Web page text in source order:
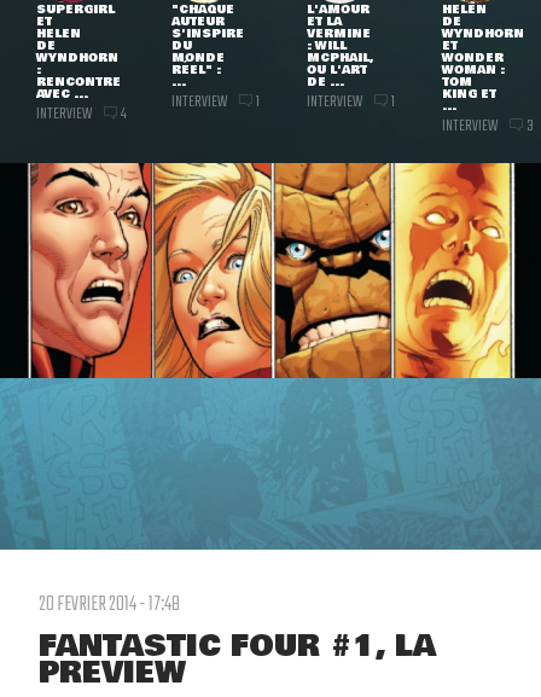
SUPERGIRL
ET
HELEN
DE
WYNDHORN
:
RENCONTRE
AVEC ...
INTERVIEW 4
"CHAQUE
AUTEUR
S'INSPIRE
DU
MONDE
RÉEL" :
...
INTERVIEW 1
L'AMOUR
ET LA
VERMINE
: WILL
MCPHAIL,
OU L'ART
DE ...
INTERVIEW 1
HELEN
DE
WYNDHORN
ET
WONDER
WOMAN :
TOM
KING ET
...
INTERVIEW 3
20 FEVRIER 2014 - 17:48
FANTASTIC FOUR #1, LA
PREVIEW